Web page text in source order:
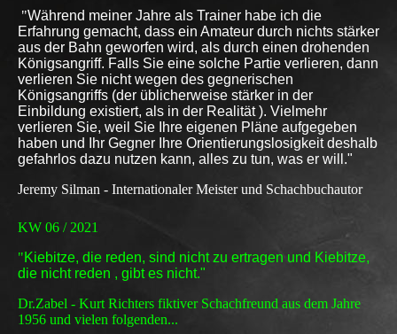
"Während meiner Jahre als Trainer habe ich die
Erfahrung gemacht, dass ein Amateur durch nichts stärker
aus der Bahn geworfen wird, als durch einen drohenden
Königsangriff. Falls Sie eine solche Partie verlieren, dann
verlieren Sie nicht wegen des gegnerischen
Königsangriffs (der üblicherweise stärker in der
Einbildung existiert, als in der Realität ). Vielmehr
verlieren Sie, weil Sie Ihre eigenen Pläne aufgegeben
haben und Ihr Gegner Ihre Orientierungslosigkeit deshalb
gefahrlos dazu nutzen kann, alles zu tun, was er will."
Jeremy Silman - Internationaler Meister und Schachbuchautor
KW 06 / 2021
"Kiebitze, die reden, sind nicht zu ertragen und Kiebitze,
die nicht reden , gibt es nicht."
Dr.Zabel - Kurt Richters fiktiver Schachfreund aus dem Jahre
1956 und vielen folgenden...